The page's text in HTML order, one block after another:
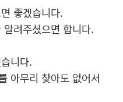
좋겠습니다.
려주셨으면 합니다.
니다.
아무리 찾아도 없어서